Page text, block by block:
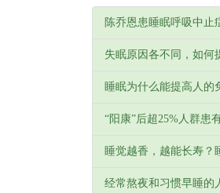
陈乔恩患睡眠呼吸中止
失眠原因各不同，如何
睡眠为什么能提高人的
“阳康”后超25%人群患
睡觉越香，越能长寿？
经常熬夜和习惯早睡的